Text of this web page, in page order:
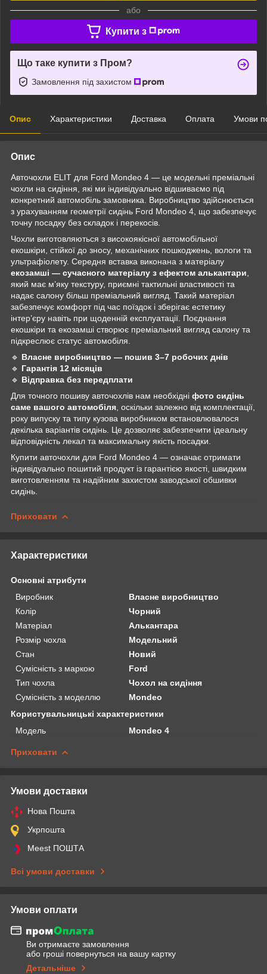
або
Купити з
Що таке купити з Пром?
Замовлення під захистом
Опис Характеристики Доставка Оплата Умови
Опис
Авточохли ELIT для Ford Mondeo 4 — це модельні преміальні
чохли на сидіння, які ми індивідуально відшиваємо під
конкретний автомобіль замовника. Виробництво здійснюється
з урахуванням геометрії сидінь Ford Mondeo 4, що забезпечує
точну посадку без складок і перекосів.
Чохли виготовляються з високоякісної автомобільної
екошкіри, стійкої до зносу, механічних пошкоджень, вологи та
ультрафіолету. Середня вставка виконана з матеріалу
екозамші — сучасного матеріалу з ефектом алькантари
який має м’яку текстуру, приємні тактильні властивості та
надає салону більш преміальний вигляд. Такий матеріал
забезпечує комфорт під час поїздок і зберігає естетику
інтер’єру навіть при щоденній експлуатації. Поєднання
екошкіри та екозамші створює преміальний вигляд салону та
підкреслює статус автомобіля.
🔹 Власне виробництво — пошив 3–7 робочих днів
🔹 Гарантія 12 місяців
🔹 Відправка без передплати
Для точного пошиву авточохлів нам необхідні фото сидінь
саме вашого автомобіля , оскільки залежно від комплектації,
року випуску та типу кузова виробником встановлювалося
декілька варіантів сидінь. Це дозволяє забезпечити ідеальну
відповідність лекал та максимальну якість посадки.
Купити авточохли для Ford Mondeo 4 — означає отримати
індивідуально пошитий продукт із гарантією якості, швидким
виготовленням та надійним захистом заводської обшивки
сидінь.
Приховати
Характеристики
Основні атрибути
Виробник
Власне виробництво
Колір
Чорний
Матеріал
Алькантара
Розмір чохла
Модельний
Стан
Новий
Сумісність з маркою
Ford
Тип чохла
Чохол на сидіння
Сумісність з моделлю
Mondeo
Користувальницькі характеристики
Мoдель
Mondeo 4
Приховати
Умови доставки
Нова Пошта
Укрпошта
Meest ПОШТА
Всі умови доставки
Умови оплати
Ви отримаєте замовлення
або гроші повернуться на вашу картку
Детальніше